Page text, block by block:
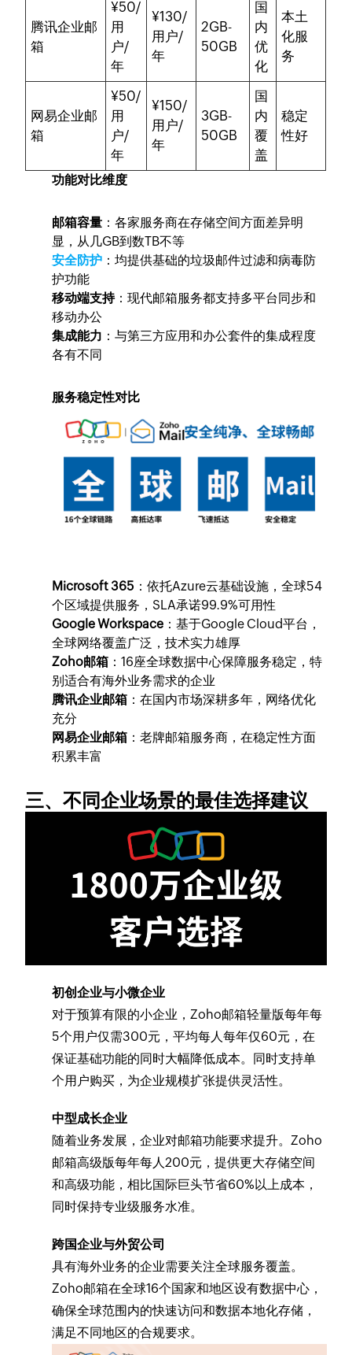
腾讯企业邮
箱
¥50/
用
户/
年
¥130/
用户/
年
2GB-
50GB
国
内
优
化
本土
化服
务
网易企业邮
箱
¥50/
用
户/
年
¥150/
用户/
年
3GB-
50GB
国
内
覆
盖
稳定
性好
功能对比维度
邮箱容量 ：各家服务商在存储空间方面差异明
显，从几GB到数TB不等
安全防护 ：均提供基础的垃圾邮件过滤和病毒防
护功能
移动端支持：现代邮箱服务都支持多平台同步和
移动办公
集成能力 ：与第三方应用和办公套件的集成程度
各有不同
服务稳定性对比
Microsoft 365 ：依托Azure云基础设施，全球54
个区域提供服务，SLA承诺99.9%可用性
Google Workspace ：基于Google Cloud平台，
全球网络覆盖广泛，技术实力雄厚
Zoho邮箱 ：16座全球数据中心保障服务稳定，特
别适合有海外业务需求的企业
腾讯企业邮箱 ：在国内市场深耕多年，网络优化
充分
网易企业邮箱 ：老牌邮箱服务商，在稳定性方面
积累丰富
三、不同企业场景的最佳选择建议
初创企业与小微企业
对于预算有限的小企业，Zoho邮箱轻量版每年每
5个用户仅需300元，平均每人每年仅60元，在
保证基础功能的同时大幅降低成本。同时支持单
个用户购买，为企业规模扩张提供灵活性。
中型成长企业
随着业务发展，企业对邮箱功能要求提升。Zoho
邮箱高级版每年每人200元，提供更大存储空间
和高级功能，相比国际巨头节省60%以上成本，
同时保持专业级服务水准。
跨国企业与外贸公司
具有海外业务的企业需要关注全球服务覆盖。
Zoho邮箱在全球16个国家和地区设有数据中心，
确保全球范围内的快速访问和数据本地化存储，
满足不同地区的合规要求。